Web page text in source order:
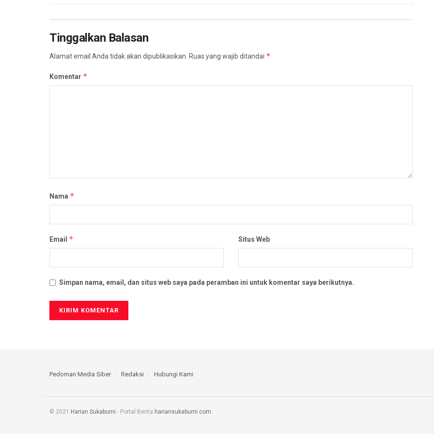
Tinggalkan Balasan
Alamat email Anda tidak akan dipublikasikan. Ruas yang wajib ditandai *
Komentar *
Nama *
Email * Situs Web
Simpan nama, email, dan situs web saya pada peramban ini untuk komentar saya berikutnya.
Pedoman Media Siber Redaksi Hubungi Kami
© 2021 Harian Sukabumi - Portal Berita hariansukabumi.com